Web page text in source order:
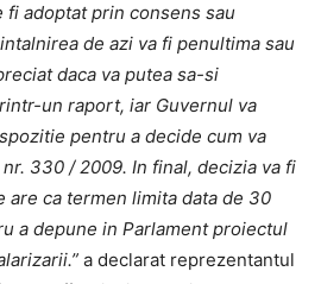
fi adoptat prin consens sau
de azi va fi penultima sau
daca va putea sa-si
un raport, iar Guvernul va
pentru a decide cum va
330 / 2009. In final, decizia va fi
are ca termen limita data de 30
a depune in Parlament proiectul
a declarat reprezentantul